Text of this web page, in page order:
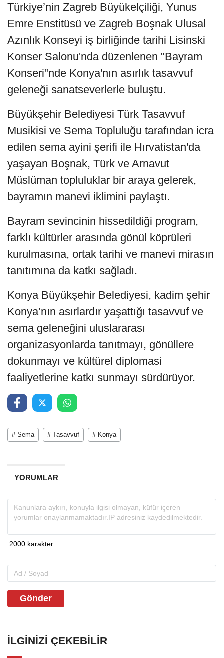
Türkiye’nin Zagreb Büyükelçiliği, Yunus
Emre Enstitüsü ve Zagreb Boşnak Ulusal
Azınlık Konseyi iş birliğinde tarihi Lisinski
Konser Salonu'nda düzenlenen "Bayram
Konseri"nde Konya'nın asırlık tasavvuf
geleneği sanatseverlerle buluştu.
Büyükşehir Belediyesi Türk Tasavvuf
Musikisi ve Sema Topluluğu tarafından icra
edilen sema ayini şerifi ile Hırvatistan'da
yaşayan Boşnak, Türk ve Arnavut
Müslüman topluluklar bir araya gelerek,
bayramın manevi iklimini paylaştı.
Bayram sevincinin hissedildiği program,
farklı kültürler arasında gönül köprüleri
kurulmasına, ortak tarihi ve manevi mirasın
tanıtımına da katkı sağladı.
Konya Büyükşehir Belediyesi, kadim şehir
Konya’nın asırlardır yaşattığı tasavvuf ve
sema geleneğini uluslararası
organizasyonlarda tanıtmayı, gönüllere
dokunmayı ve kültürel diplomasi
faaliyetlerine katkı sunmayı sürdürüyor.
# Sema # Tasavvuf # Konya
YORUMLAR
Gönder
İLGINIZI ÇEKEBILIR